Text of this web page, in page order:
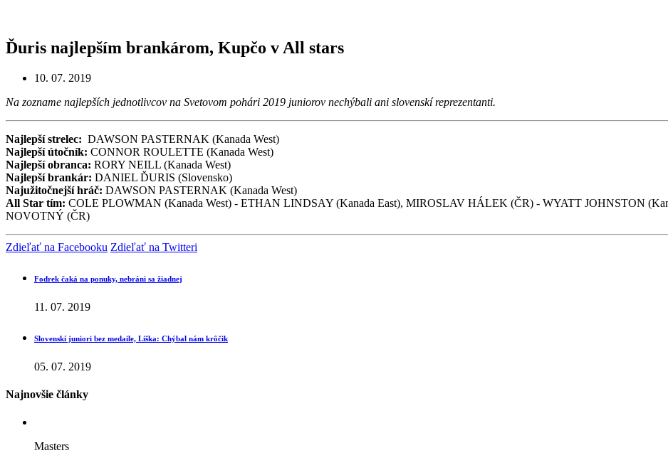
Ďuris najlepším brankárom, Kupčo v All stars
10. 07. 2019
Na zozname najlepších jednotlivcov na Svetovom pohári 2019 juniorov nechýbali ani slovenskí reprezentanti.
Najlepší strelec: DAWSON PASTERNAK (Kanada West)
Najlepší útočník: CONNOR ROULETTE (Kanada West)
Najlepší obranca: RORY NEILL (Kanada West)
Najlepší brankár: DANIEL ĎURIS (Slovensko)
Najužitočnejší hráč: DAWSON PASTERNAK (Kanada West)
All Star tím: COLE PLOWMAN (Kanada West) - ETHAN LINDSAY (Kanada East), MIROSLAV HÁLEK (ČR) - WYATT JOHNSTON
NOVOTNÝ (ČR)
Zdieľať na Facebooku Zdieľať na Twitteri
Fodrek čaká na ponuky, nebráni sa žiadnej
11. 07. 2019
Slovenskí juniori bez medaile, Liška: Chýbal nám krôčik
05. 07. 2019
Najnovšie články
Masters